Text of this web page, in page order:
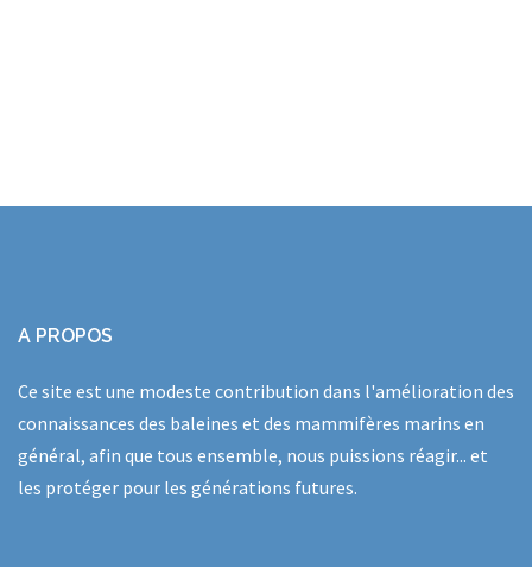
A PROPOS
Ce site est une modeste contribution dans l'amélioration des
connaissances des baleines et des mammifères marins en
général, afin que tous ensemble, nous puissions réagir... et
les protéger pour les générations futures.